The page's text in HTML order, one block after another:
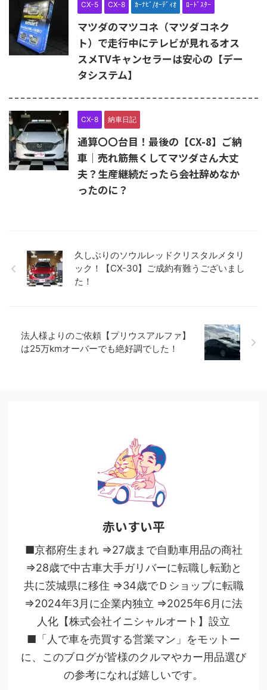
CX-5 CX-8 ｶｰﾅﾋﾞ/ｵｰﾃﾞｨｵ ﾛｰﾄﾞｽﾀｰ
マツダのマツコネ（マツダコネク
ト）で走行中にテレビが見れるオス
スメTVキャンセラーは安心の【デー
タシステム】
CX-8 納車日記
通算〇〇台目！最後の【CX-8】ご納
車｜売れ筋無くしてマツダさん大丈
夫？生産継続だったら会社辞めなか
ったのに？
久しぶりのソウルレッドクリスタルメタリ
ック！【CX-30】ご成約有難うございまし
た！
法人様よりのご依頼【プリウスアルファ】
は25万kmオーバーでも絶好調でした！
赤いすい平
■京都府生まれ ⇒27歳まで自動車用品の商社
⇒28歳で中古車大手ガリバーに転職し転勤と
共に茨城県に移住 ⇒34歳でＤショップに転職
⇒2024年3月に企業内独立 ⇒2025年6月に法
人化【株式会社イニシャルオート】設立
■「人で車を売買する営業マン」をモットー
に、このブログが皆様のクルマやカー用品選び
の参考になれば嬉しいです。